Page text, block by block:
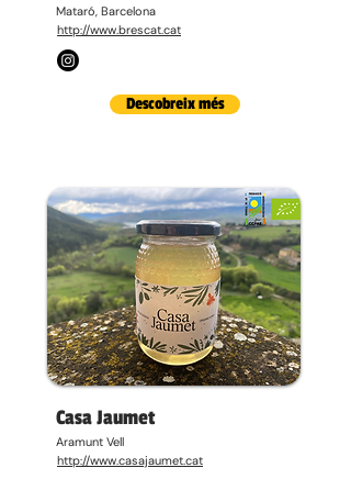
Mataró, Barcelona
http://www.brescat.cat
Descobreix més
Casa Jaumet
Aramunt Vell
http://www.casajaumet.cat